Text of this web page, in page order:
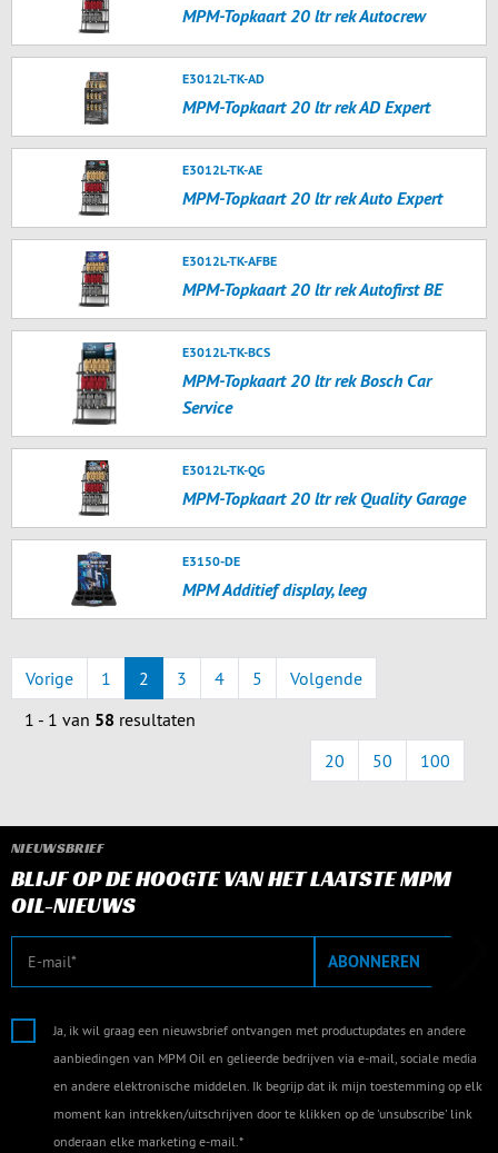
MPM-Topkaart 20 ltr rek Autocrew
E3012L-TK-AD
MPM-Topkaart 20 ltr rek AD Expert
E3012L-TK-AE
MPM-Topkaart 20 ltr rek Auto Expert
E3012L-TK-AFBE
MPM-Topkaart 20 ltr rek Autofirst BE
E3012L-TK-BCS
MPM-Topkaart 20 ltr rek Bosch Car
Service
E3012L-TK-QG
MPM-Topkaart 20 ltr rek Quality Garage
E3150-DE
MPM Additief display, leeg
Vorige 1 2 3 4 5
Volgende
1 - 1 van 58 resultaten
20
50 100
NIEUWSBRIEF
BLIJF OP DE HOOGTE VAN HET LAATSTE MPM
OIL-NIEUWS
E-mail ABONNEREN
Ja, ik wil graag een nieuwsbrief ontvangen met productupdates en andere
aanbiedingen van MPM Oil en gelieerde bedrijven via e-mail, sociale media
en andere elektronische middelen. Ik begrijp dat ik mijn toestemming op elk
moment kan intrekken/uitschrijven door te klikken op de 'unsubscribe' link
onderaan elke marketing e-mail.*